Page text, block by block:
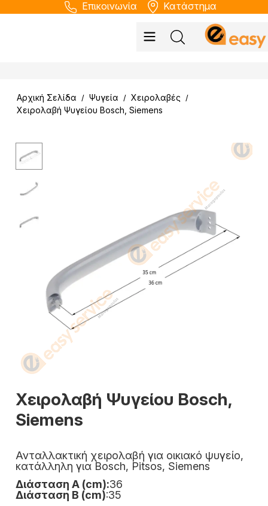
Επικοινωνία Κατάστημα
Αρχική Σελίδα / Ψυγεία / Χειρολαβές /
Χειρολαβή Ψυγείου Bosch, Siemens
Χειρολαβή Ψυγείου Bosch,
Siemens
Ανταλλακτική χειρολαβή για οικιακό ψυγείο,
κατάλληλη για Bosch, Pitsos, Siemens
Διάσταση Α (cm):36
Διάσταση Β (cm):35